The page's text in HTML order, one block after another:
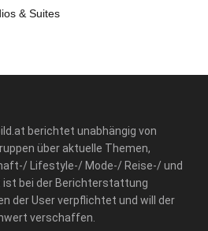
& Suites
berichtet unabhängig von
über aktuelle Themen,
Lifestyle-/ Mode-/ Reise-/ und
ist bei der Berichterstattung
der User verpflichtet und will der
verschaffen.